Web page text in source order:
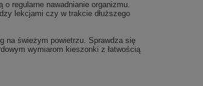
regularne nawadnianie organizmu.
lekcjami czy w trakcie dłuższego
na świeżym powietrzu. Sprawdza się
wymiarom kieszonki z łatwością